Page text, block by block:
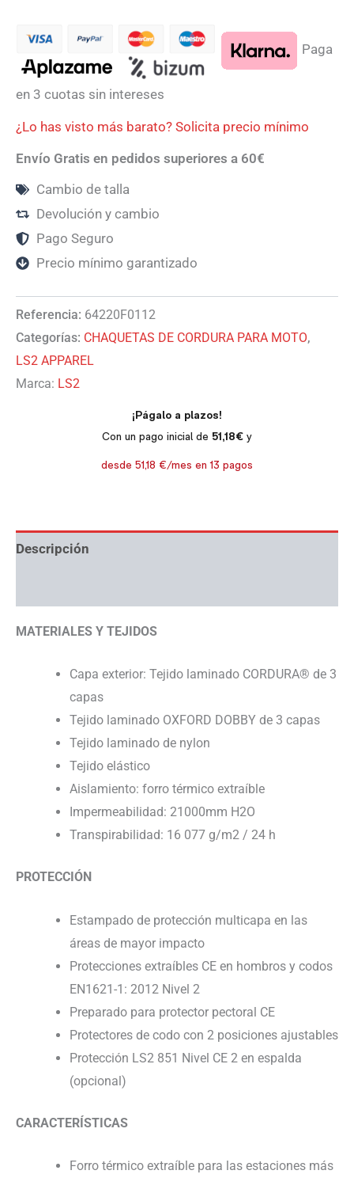
Paga
en 3 cuotas sin intereses
¿Lo has visto más barato? Solicita precio mínimo
Envío Gratis en pedidos superiores a 60€
Cambio de talla
Devolución y cambio
Pago Seguro
Precio mínimo garantizado
Referencia: 64220F0112
Categorías: CHAQUETAS DE CORDURA PARA MOTO,
LS2 APPAREL
Marca: LS2
Descripción
MATERIALES Y TEJIDOS
Capa exterior: Tejido laminado CORDURA® de 3
capas
Tejido laminado OXFORD DOBBY de 3 capas
Tejido laminado de nylon
Tejido elástico
Aislamiento: forro térmico extraíble
Impermeabilidad: 21000mm H2O
Transpirabilidad: 16 077 g/m2 / 24 h
PROTECCIÓN
Estampado de protección multicapa en las
áreas de mayor impacto
Protecciones extraíbles CE en hombros y codos
EN1621-1: 2012 Nivel 2
Preparado para protector pectoral CE
Protectores de codo con 2 posiciones ajustables
Protección LS2 851 Nivel CE 2 en espalda
(opcional)
CARACTERÍSTICAS
Forro térmico extraíble para las estaciones más